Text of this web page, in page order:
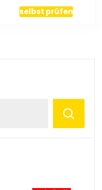
selbst prüfen